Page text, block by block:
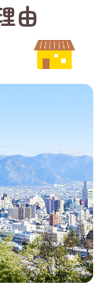
由